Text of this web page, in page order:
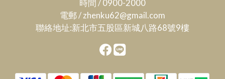
時間 / 0900-2000
電郵 / zhenku62@gmail.com
聯絡地址:新北市五股區新城八路68號9樓